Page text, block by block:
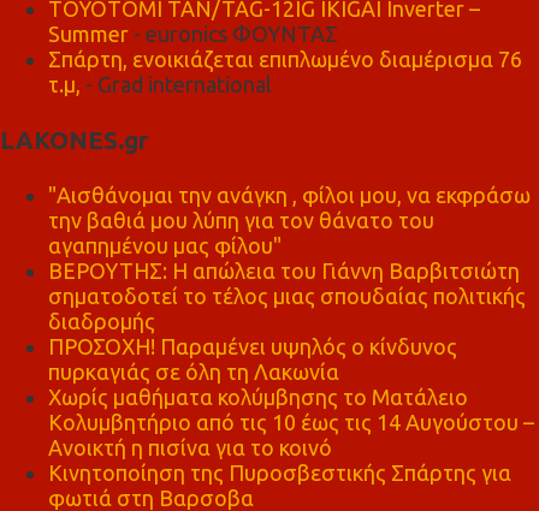
TOYOTOMI TAN/TAG-12IG IKIGAI Inverter –
Summer - euronics ΦΟΥΝΤΑΣ
Σπάρτη, ενοικιάζεται επιπλωμένο διαμέρισμα 76
τ.μ, - Grad international
LAKONES.gr
"Αισθάνομαι την ανάγκη , φίλοι μου, να εκφράσω
την βαθιά μου λύπη για τον θάνατο του
αγαπημένου μας φίλου"
ΒΕΡΟΥΤΗΣ: Η απώλεια του Γιάννη Βαρβιτσιώτη
σηματοδοτεί το τέλος μιας σπουδαίας πολιτικής
διαδρομής
ΠΡΟΣΟΧΗ! Παραμένει υψηλός ο κίνδυνος
πυρκαγιάς σε όλη τη Λακωνία
Χωρίς μαθήματα κολύμβησης το Ματάλειο
Κολυμβητήριο από τις 10 έως τις 14 Αυγούστου –
Ανοικτή η πισίνα για το κοινό
Κινητοποίηση της Πυροσβεστικής Σπάρτης για
φωτιά στη Βαρσοβα